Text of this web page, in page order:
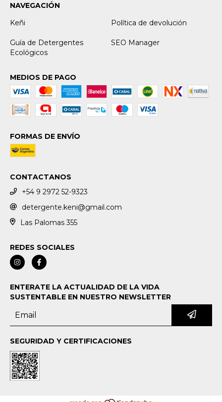
NAVEGACIÓN
Keñi
Política de devolución
Guía de Detergentes
Ecológicos
SEO Manager
MEDIOS DE PAGO
FORMAS DE ENVÍO
CONTACTANOS
+54 9 2972 52-9323
detergente.keni@gmail.com
Las Palomas 355
REDES SOCIALES
ENTERATE LA ACTUALIDAD DE LA VIDA
SUSTENTABLE EN NUESTRO NEWSLETTER
SEGURIDAD Y CERTIFICACIONES